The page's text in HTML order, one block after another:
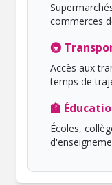
commerces
🚇
Accès aux
temps de
🏫
Écoles,